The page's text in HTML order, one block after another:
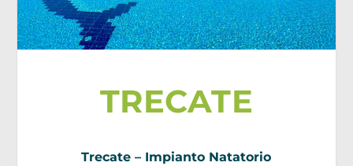
TRECATE
Trecate – Impianto Natatorio